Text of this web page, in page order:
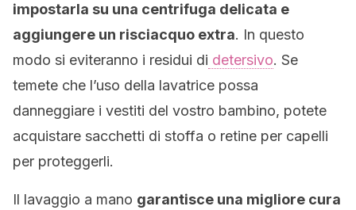
impostarla su una centrifuga delicata e
aggiungere un risciacquo extra. In questo
modo si eviteranno i residui di detersivo. Se
temete che l’uso della lavatrice possa
danneggiare i vestiti del vostro bambino, potete
acquistare sacchetti di stoffa o retine per capelli
per proteggerli.
Il lavaggio a mano garantisce una migliore cura